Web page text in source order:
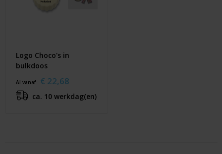
Logo Choco's in
bulkdoos
Al vanaf € 22,68
ca. 10 werkdag(en)